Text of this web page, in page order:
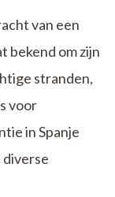
van een
bekend om zijn
stranden,
voor
in Spanje